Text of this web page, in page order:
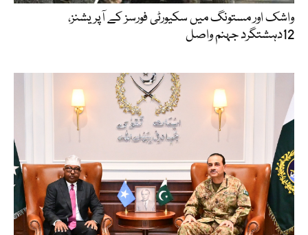
واشک اور مستونگ میں سکیورٹی فورسز کے آپریشنز،
12دہشتگرد جہنم واصل